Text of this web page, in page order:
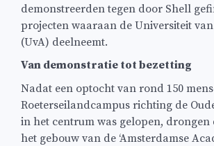
demonstreerden tegen door Shell
projecten waaraan de Universiteit
(UvA) deelneemt.
Van demonstratie tot bezetting
Nadat een optocht van rond 150
Roeterseilandcampus richting de
in het centrum was gelopen, drongen
het gebouw van de ‘Amsterdamse